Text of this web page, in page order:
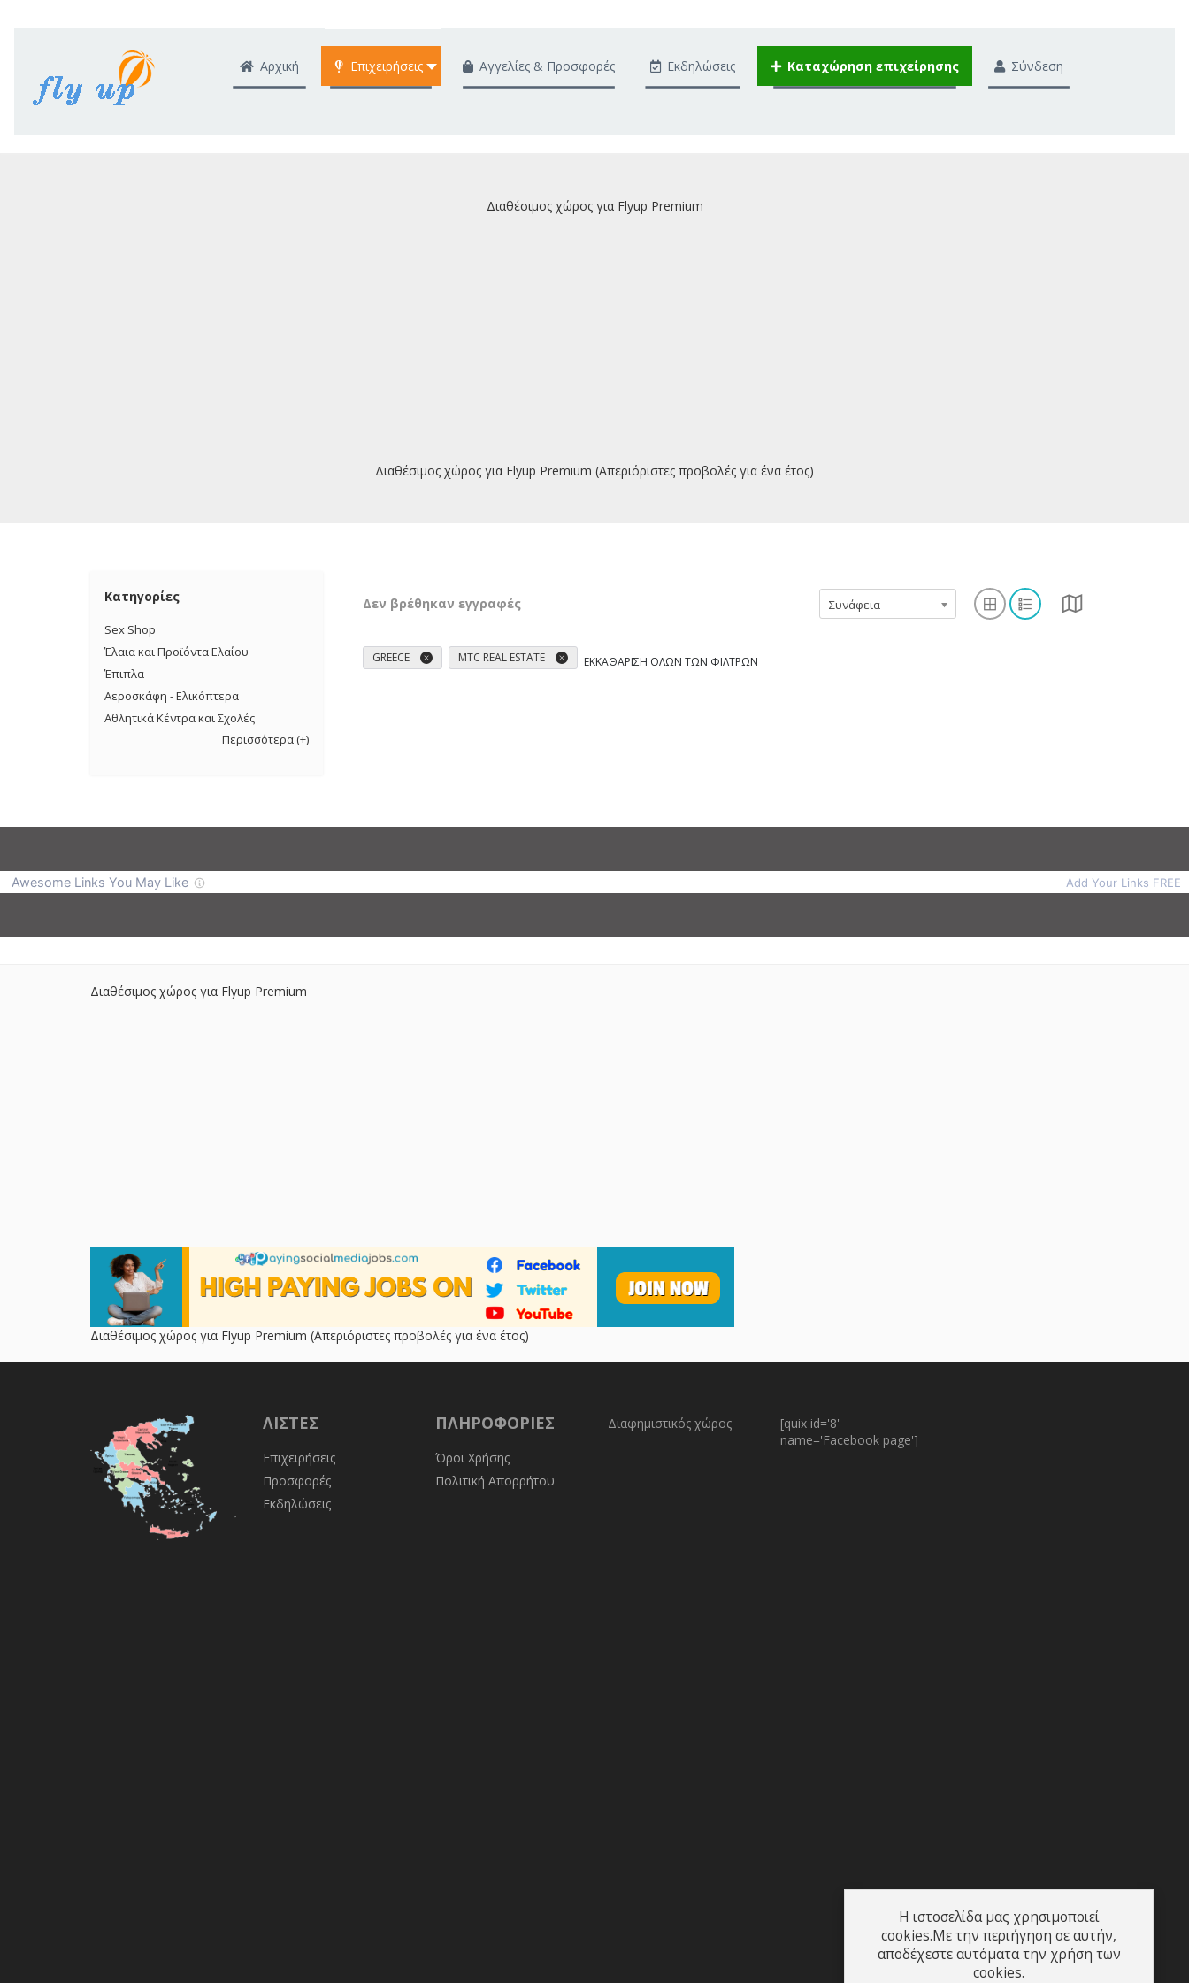
Αρχική Επιχειρήσεις Αγγελίες & Προσφορές Εκδηλώσεις Καταχώρηση επιχείρησης Σύνδεση
Διαθέσιμος χώρος για Flyup Premium
Διαθέσιμος χώρος για Flyup Premium (Απεριόριστες προβολές για ένα έτος)
Κατηγορίες
Sex Shop
Έλαια και Προϊόντα Ελαίου
Έπιπλα
Αεροσκάφη - Ελικόπτερα
Αθλητικά Κέντρα και Σχολές
Περισσότερα(+)
Δεν βρέθηκαν εγγραφές Συνάφεια
GREECE MTC REAL ESTATE ΕΚΚΑΘΆΡΙΣΗ ΌΛΩΝ ΤΩΝ ΦΊΛΤΡΩΝ
Διαθέσιμος χώρος για Flyup Premium
Διαθέσιμος χώρος για Flyup Premium (Απεριόριστες προβολές για ένα έτος)
ΛΊΣΤΕΣ
Επιχειρήσεις
Προσφορές
Εκδηλώσεις
ΠΛΗΡΟΦΟΡΊΕΣ
Όροι Χρήσης
Πολιτική Απορρήτου
Διαφημιστικός χώρος
[quix id='8'
name='Facebook page']
Η ιστοσελίδα μας χρησιμοποιεί
cookies.Με την περιήγηση σε αυτήν,
αποδέχεστε αυτόματα την χρήση των
cookies.